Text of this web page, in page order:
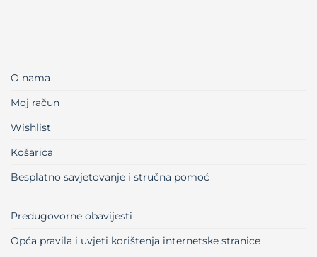
O nama
Moj račun
Wishlist
Košarica
Besplatno savjetovanje i stručna pomoć
Predugovorne obavijesti
Opća pravila i uvjeti korištenja internetske stranice